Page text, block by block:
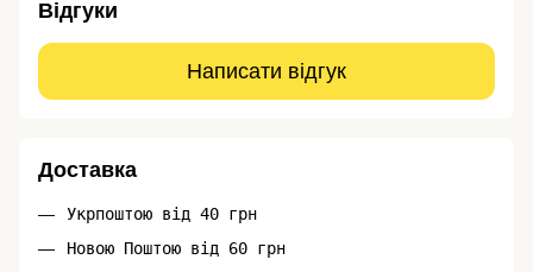
Відгуки
Написати відгук
Доставка
Укрпоштою від 40 грн
Новою Поштою від 60 грн